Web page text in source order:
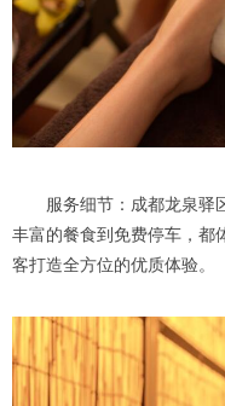
服务细节：成都龙泉驿区
丰富的餐食到免费停车，都
客打造全方位的优质体验。